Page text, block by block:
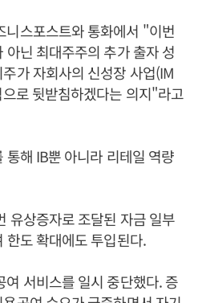
니스포스트와 통화에서 "이번
닌 최대주주의 추가 출자 성
가 자회사의 신성장 사업(IM
로 뒷받침하겠다는 의지"라고
해 IB뿐 아니라 리테일 역량
유상증자로 조달된 자금 일부
한도 확대에도 투입된다.
서비스를 일시 중단했다. 증